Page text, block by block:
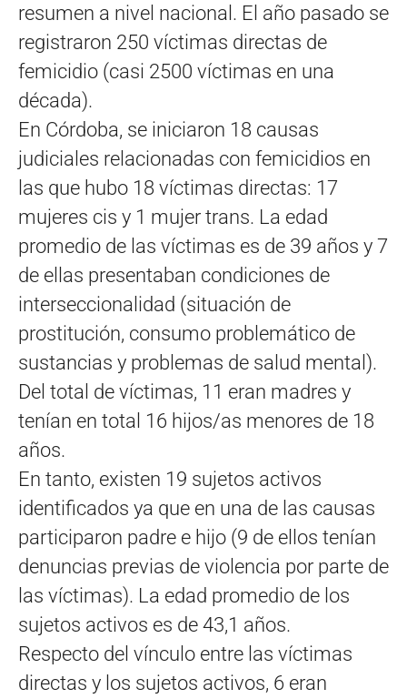
resumen a nivel nacional. El año pasado se
registraron 250 víctimas directas de
femicidio (casi 2500 víctimas en una
década).
En Córdoba, se iniciaron 18 causas
judiciales relacionadas con femicidios en
las que hubo 18 víctimas directas: 17
mujeres cis y 1 mujer trans. La edad
promedio de las víctimas es de 39 años y 7
de ellas presentaban condiciones de
interseccionalidad (situación de
prostitución, consumo problemático de
sustancias y problemas de salud mental).
Del total de víctimas, 11 eran madres y
tenían en total 16 hijos/as menores de 18
años.
En tanto, existen 19 sujetos activos
identificados ya que en una de las causas
participaron padre e hijo (9 de ellos tenían
denuncias previas de violencia por parte de
las víctimas). La edad promedio de los
sujetos activos es de 43,1 años.
Respecto del vínculo entre las víctimas
directas y los sujetos activos, 6 eran